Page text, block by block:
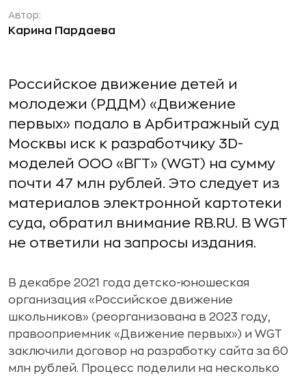
Автор:
Карина Пардаева
Российское движение детей и
молодежи (РДДМ) «Движение
первых» подало в Арбитражный суд
Москвы иск к разработчику 3D-
моделей ООО «ВГТ» (WGT) на сумму
почти 47 млн рублей. Это следует из
материалов электронной картотеки
суда, обратил внимание RB.RU. В WGT
не ответили на запросы издания.
В декабре 2021 года детско-юношеская
организация «Российское движение
школьников» (реорганизована в 2023 году,
правооприемник «Движение первых») и WGT
заключили договор на разработку сайта за 60
млн рублей. Процесс поделили на несколько